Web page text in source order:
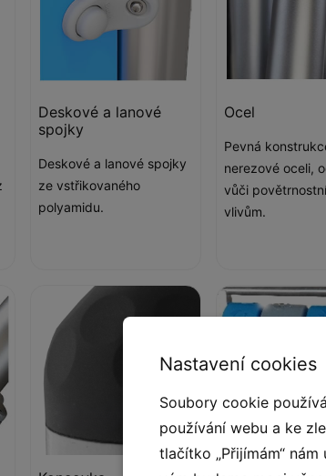
Deskové a lanové
spojky
Deskové a lanové spojky
ze vstřikovaného
polyamidu.
Ocel
Pevná
nerezové oceli,
vůči
vlivům.
Nastavení cookies
Soubory cookie
používání webu a ke
tlačítko „Přijímám“